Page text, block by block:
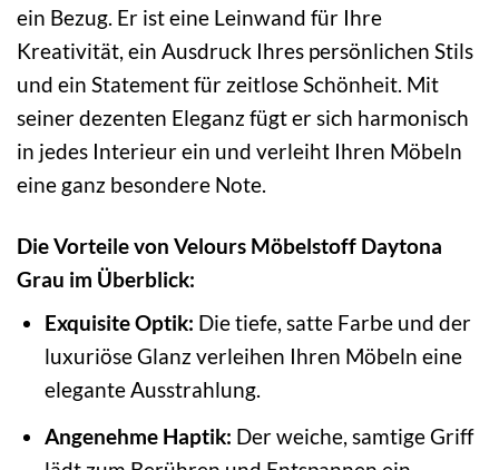
ein Bezug. Er ist eine Leinwand für Ihre
Kreativität, ein Ausdruck Ihres persönlichen Stils
und ein Statement für zeitlose Schönheit. Mit
seiner dezenten Eleganz fügt er sich harmonisch
in jedes Interieur ein und verleiht Ihren Möbeln
eine ganz besondere Note.
Die Vorteile von Velours Möbelstoff Daytona
Grau im Überblick:
Exquisite Optik: Die tiefe, satte Farbe und der
luxuriöse Glanz verleihen Ihren Möbeln eine
elegante Ausstrahlung.
Angenehme Haptik: Der weiche, samtige Griff